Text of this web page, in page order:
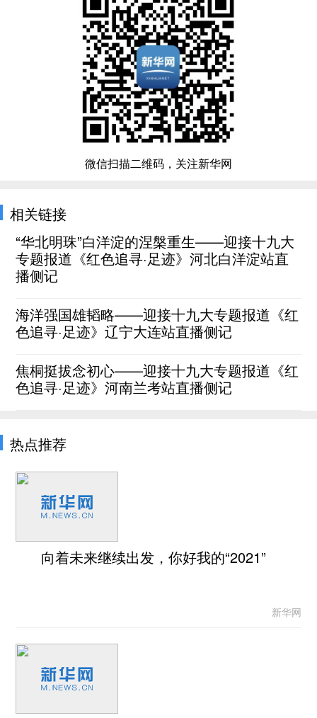
微信扫描二维码，关注新华网
相关链接
“华北明珠”白洋淀的涅槃重生——迎接十九大
专题报道《红色追寻·足迹》河北白洋淀站直
播侧记
海洋强国雄韬略——迎接十九大专题报道《红
色追寻·足迹》辽宁大连站直播侧记
焦桐挺拔念初心——迎接十九大专题报道《红
色追寻·足迹》河南兰考站直播侧记
热点推荐
向着未来继续出发，你好我的“2021”
新华网